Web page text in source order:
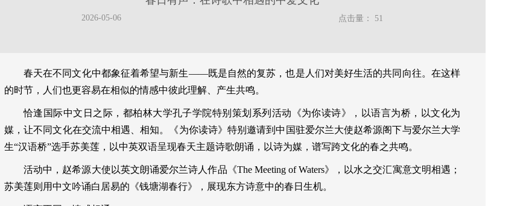
2026-05-06 点击量： 51
春天在不同文化中都象征着希望与新生——既是自然的复苏，也是人们对美好生活的共同向往。在这样
的时节，人们也更容易在相似的情感中彼此理解、产生共鸣。
恰逢国际中文日之际，都柏林大学孔子学院特别策划系列活动《为你读诗》，以语言为桥，以文化为
媒，让不同文化在交流中相遇、相知。《为你读诗》特别邀请到中国驻爱尔兰大使赵希源阁下与爱尔兰大学
生“汉语桥”选手苏美莲，以中英双语呈现春天主题诗歌朗诵，以诗为媒，谱写跨文化的春之共鸣。
活动中，赵希源大使以英文朗诵爱尔兰诗人作品《The Meeting of Waters》，以水之交汇寓意文明相遇；
苏美莲则用中文吟诵白居易的《钱塘湖春行》，展现东方诗意中的春日生机。